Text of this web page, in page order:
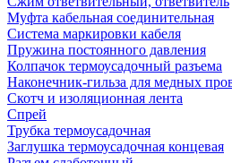
Муфта кабельная соединительная
Система маркировки кабеля
Пружина постоянного давления
Колпачок термоусадочный разъема
Наконечник-гильза для медных
Скотч и изоляционная лента
Спрей
Трубка термоусадочная
Заглушка термоусадочная концевая